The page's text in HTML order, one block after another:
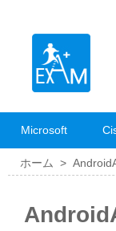
Microsoft
ホーム >